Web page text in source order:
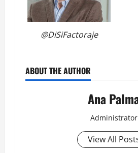
@DiSiFactoraje
ABOUT THE AUTHOR
Ana
Administrator
View All